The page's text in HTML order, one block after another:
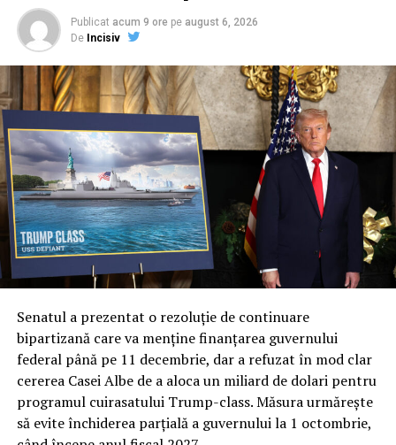
Publicat acum 9 ore pe august 6, 2026
De Incisiv
Senatul a prezentat o rezoluție de continuare
bipartizană care va menține finanțarea guvernului
federal până pe 11 decembrie, dar a refuzat în mod clar
cererea Casei Albe de a aloca un miliard de dolari pentru
programul cuirasatului Trump-class. Măsura urmărește
să evite închiderea parțială a guvernului la 1 octombrie,